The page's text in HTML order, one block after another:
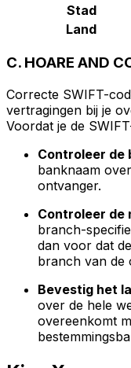
Stad
Land
C. HOARE AND
Correcte SWIFT-
vertragingen bij je
Voordat je de
Controleer de
banknaam
ontvanger.
Controleer de
branch-
dan voor dat
branch van de
Bevestig het
over de hele
overeenkomt